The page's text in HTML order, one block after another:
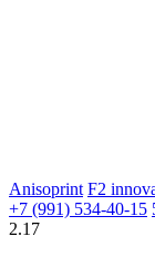
Anisoprint F2
+7 (991) 534-40-15
2.17